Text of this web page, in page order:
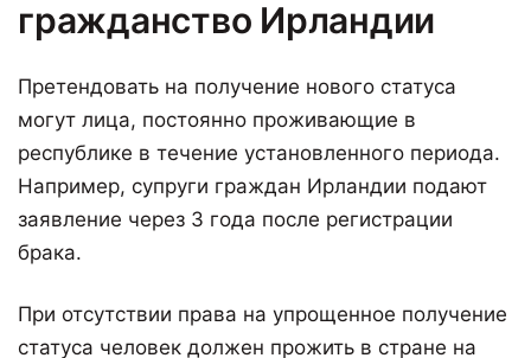
гражданство Ирландии
Претендовать на получение нового статуса
могут лица, постоянно проживающие в
республике в течение установленного периода.
Например, супруги граждан Ирландии подают
заявление через 3 года после регистрации
брака.
При отсутствии права на упрощенное получение
статуса человек должен прожить в стране на